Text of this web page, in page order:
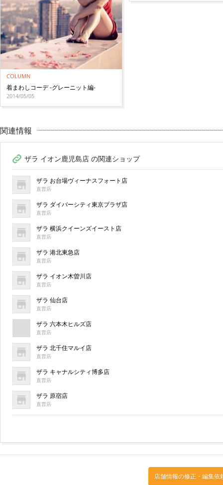
COLUMN
着まわしコーデ -グレーニット編-
2014/05/05
関連情報
ザラ イオン鹿児島店 の関連ショップ
ザラ お台場ヴィーナスフォート店
直営店
ザラ ダイバーシティ東京プラザ店
直営店
ザラ 横浜クイーンズイースト店
直営店
ザラ 港北東急店
直営店
ザラ イオン木曽川店
直営店
ザラ 仙台店
直営店
ザラ 六本木ヒルズ店
直営店
ザラ 北千住マルイ店
直営店
ザラ キャナルシティ博多店
直営店
ザラ 原宿店
直営店
店舗情報の修正・編集依